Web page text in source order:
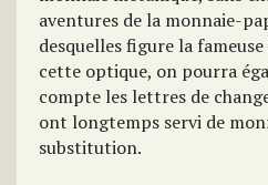
aventures de la monnaie-
desquelles figure la
cette optique, on pourra
compte les lettres de
ont longtemps servi de
substitution.